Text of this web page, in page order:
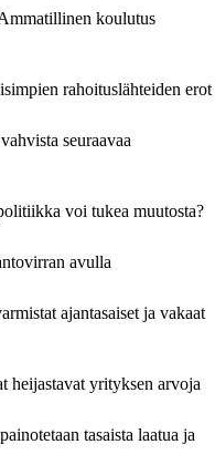
koulutus
rahoituslähteiden erot
seuraavaa
voi tukea muutosta?
avulla
ajantasaiset ja vakaat
heijastavat yrityksen arvoja
tasaista laatua ja